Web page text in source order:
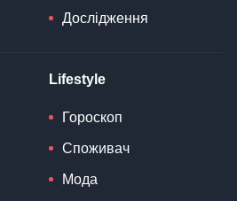
Дослідження
Lifestyle
Гороскоп
Споживач
Мода